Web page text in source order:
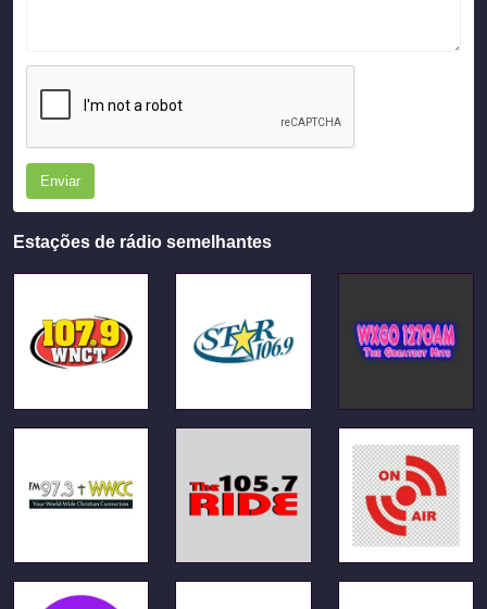
Enviar
Estações de rádio semelhantes